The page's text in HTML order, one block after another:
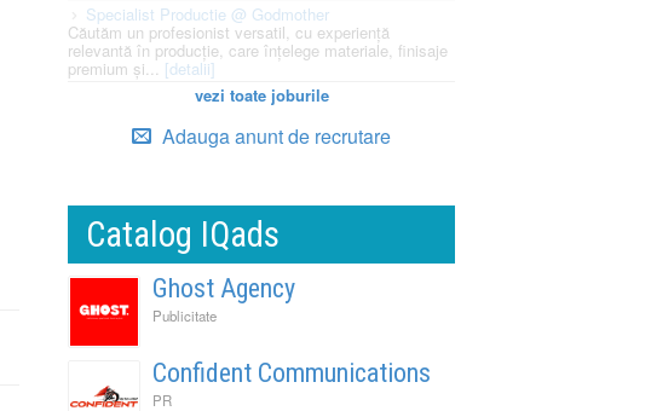
Specialist Productie @ Godmother
Căutăm un profesionist versatil, cu experiență
relevantă în producție, care înțelege materiale, finisaje
premium și... [detalii]
vezi toate joburile
Adauga anunt de recrutare
Catalog IQads
Ghost Agency
Publicitate
Confident Communications
PR